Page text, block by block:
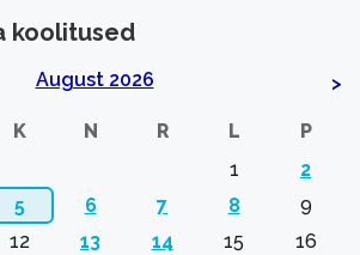
koolitused
August 2026 >
K N R L
P
1
2
5 6 7 8
9
12 13 14 15
16